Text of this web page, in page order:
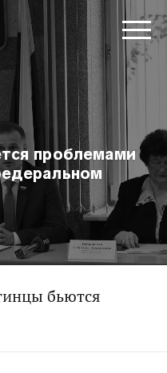
проблемами
бьются